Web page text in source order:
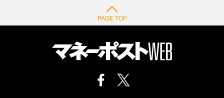
PAGE TOP